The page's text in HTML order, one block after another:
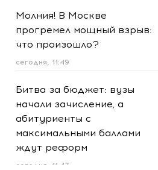
Молния! В Москве
прогремел мощный взрыв:
что произошло?
сегодня, 11:49
Битва за бюджет: вузы
начали зачисление, а
абитуриенты с
максимальными баллами
ждут реформ
сегодня, 11:47